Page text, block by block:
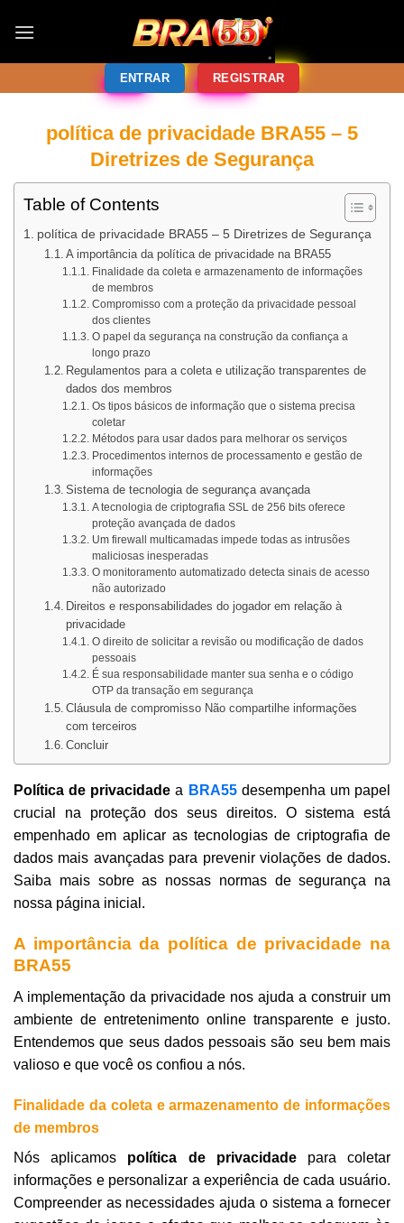
ENTRAR REGISTRAR
política de privacidade BRA55 – 5
Diretrizes de Segurança
Table of Contents
política de privacidade BRA55 – 5 Diretrizes de Segurança
A importância da política de privacidade na BRA55
Finalidade da coleta e armazenamento de informações
de membros
Compromisso com a proteção da privacidade pessoal
dos clientes
O papel da segurança na construção da confiança a
longo prazo
Regulamentos para a coleta e utilização transparentes de
dados dos membros
Os tipos básicos de informação que o sistema precisa
coletar
Métodos para usar dados para melhorar os serviços
Procedimentos internos de processamento e gestão de
informações
Sistema de tecnologia de segurança avançada
A tecnologia de criptografia SSL de 256 bits oferece
proteção avançada de dados
Um firewall multicamadas impede todas as intrusões
maliciosas inesperadas
O monitoramento automatizado detecta sinais de acesso
não autorizado
Direitos e responsabilidades do jogador em relação à
privacidade
O direito de solicitar a revisão ou modificação de dados
pessoais
É sua responsabilidade manter sua senha e o código
OTP da transação em segurança
Cláusula de compromisso Não compartilhe informações
com terceiros
Concluir
Política de privacidadea BRA55desempenha um papel
crucial na proteção dos seus direitos. O sistema está
empenhado em aplicar as tecnologias de criptografia de
dados mais avançadas para prevenir violações de dados.
Saiba mais sobre as nossas normas de segurança na
nossa página inicial.
A importância da política de privacidade na
BRA55
A implementação da privacidade nos ajuda a construir um
ambiente de entretenimento online transparente e justo.
Entendemos que seus dados pessoais são seu bem mais
valioso e que você os confiou a nós.
Finalidade da coleta e armazenamento de informações
de membros
Nós aplicamos política de privacidade para coletar
informações e personalizar a experiência de cada usuário.
Compreender as necessidades ajuda o sistema a fornecer